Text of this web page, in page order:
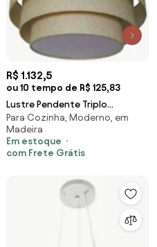
R$ 1.132,5
ou 10 tempo de R$ 125,83
Lustre Pendente Triplo
Cilíndrico Md-4133 Cúpulas em
Tecido 80x70x60cm Rustico
Bege - Bivolt
Para Cozinha, Moderno, em
Madeira
Em estoque
com Frete Grátis